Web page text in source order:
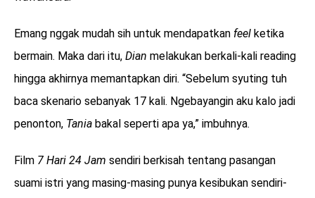
Emang nggak mudah sih untuk mendapatkan feel ketika
bermain. Maka dari itu, Dian melakukan berkali-kali reading
hingga akhirnya memantapkan diri. “Sebelum syuting tuh
baca skenario sebanyak 17 kali. Ngebayangin aku kalo jadi
penonton, Tania bakal seperti apa ya,” imbuhnya.
Film 7 Hari 24 Jam sendiri berkisah tentang pasangan
suami istri yang masing-masing punya kesibukan sendiri-